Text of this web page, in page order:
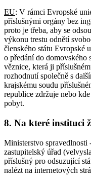
EU: V rámci Evropské
příslušnými orgány bez
proto je třeba, aby se
výkonu trestu odnětí
členského státu Evropské
o předání do domovského
věznice, která ji
rozhodnutí společně s
krajskému soudu
republice zdržuje nebo
pobyt.
8. Na které instituci
Ministerstvo spravedlnosti
zastupitelský úřad
příslušný pro odsuzující
nalézt na internetových